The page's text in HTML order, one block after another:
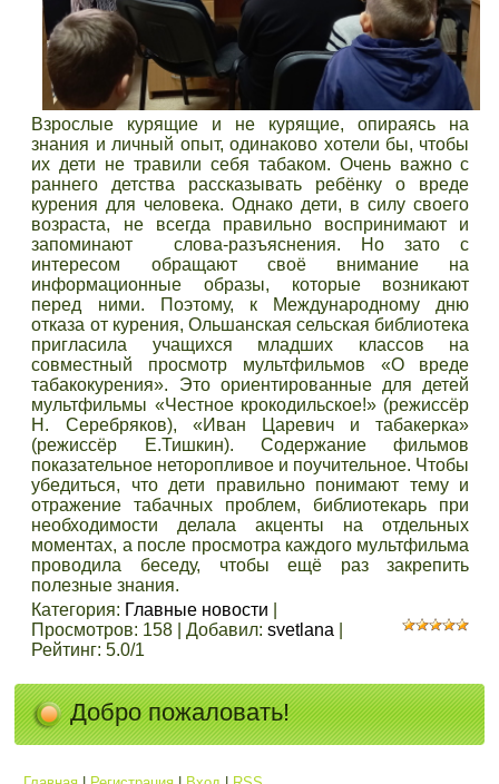
Взрослые курящие и не курящие, опираясь на
знания и личный опыт, одинаково хотели бы, чтобы
их дети не травили себя табаком. Очень важно с
раннего детства рассказывать ребёнку о вреде
курения для человека. Однако дети, в силу своего
возраста, не всегда правильно воспринимают и
запоминают слова-разъяснения. Но зато с
интересом обращают своё внимание на
информационные образы, которые возникают
перед ними. Поэтому, к Международному дню
отказа от курения, Ольшанская сельская библиотека
пригласила учащихся младших классов на
совместный просмотр мультфильмов «О вреде
табакокурения». Это ориентированные для детей
мультфильмы «Честное крокодильское!» (режиссёр
Н. Серебряков), «Иван Царевич и табакерка»
(режиссёр Е.Тишкин). Содержание фильмов
показательное неторопливое и поучительное. Чтобы
убедиться, что дети правильно понимают тему и
отражение табачных проблем, библиотекарь при
необходимости делала акценты на отдельных
моментах, а после просмотра каждого мультфильма
проводила беседу, чтобы ещё раз закрепить
полезные знания.
Категория: Главные новости
Просмотров: 158 |Добавил: svetlana
Рейтинг: 5.0/1
Добро пожаловать!